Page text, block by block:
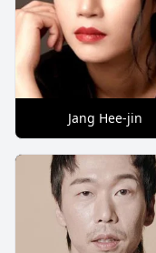
Jang Hee-jin